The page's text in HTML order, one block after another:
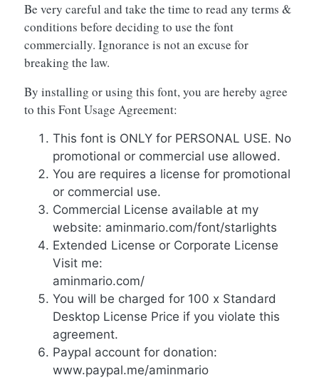
Be very careful and take the time to read any terms &
conditions before deciding to use the font
commercially. Ignorance is not an excuse for
breaking the law.
By installing or using this font, you are hereby agree
to this Font Usage Agreement:
This font is ONLY for PERSONAL USE. No
promotional or commercial use allowed.
You are requires a license for promotional
or commercial use.
Commercial License available at my
website: aminmario.com/font/starlights
Extended License or Corporate License
Visit me:
aminmario.com/
You will be charged for 100 x Standard
Desktop License Price if you violate this
agreement.
Paypal account for donation:
www.paypal.me/aminmario